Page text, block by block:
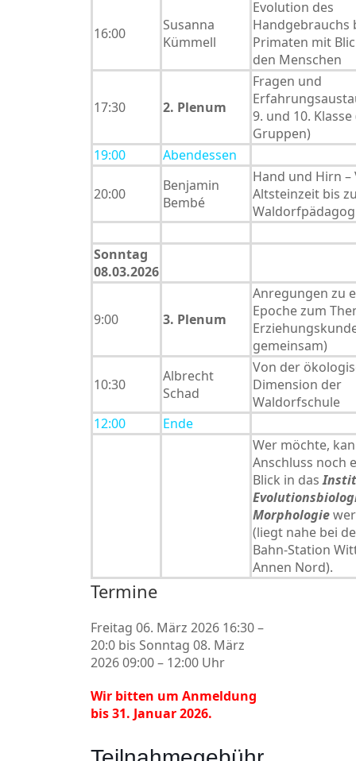
16:00
Susanna
Kümmell
Evolution des
Handgebrauchs
Primaten mit
den Menschen
17:30 2. Plenum
Fragen und
9. und 10. Klasse
Gruppen)
19:00
Abendessen
20:00
Benjamin
Bembé
Hand und Hirn –
Altsteinzeit bis
Sonntag
08.03.2026
9:00 3. Plenum
Anregungen zu
Epoche zum
gemeinsam)
10:30
Albrecht
Schad
Von der
Dimension der
Waldorfschule
12:00
Ende
Wer möchte,
Anschluss noch
Blick in das
Morphologie
(liegt nahe bei
Bahn-Station
Annen Nord).
Termine
Freitag 06. März 2026 16:30 –
20:0 bis Sonntag 08. März
2026 09:00 – 12:00 Uhr
Wir bitten um Anmeldung
bis 31. Januar 2026.